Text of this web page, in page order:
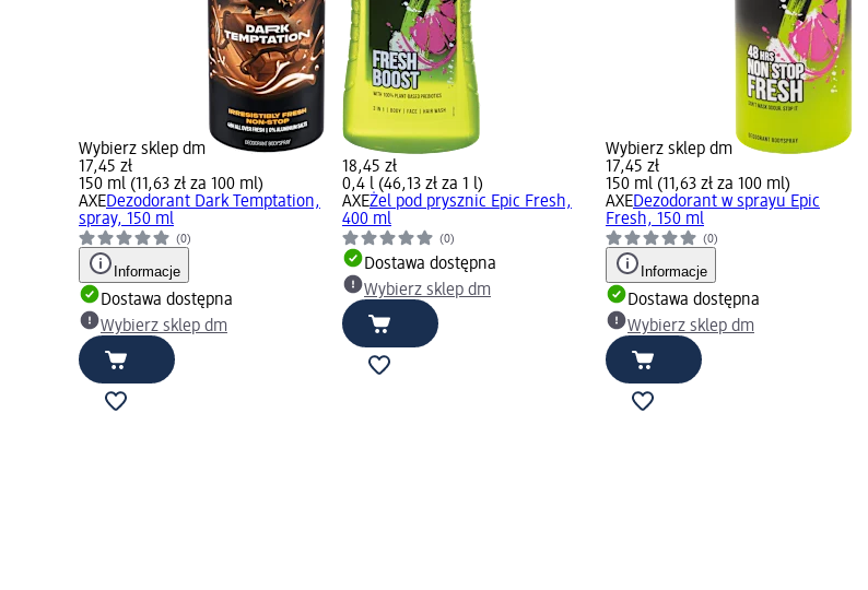
Wybierz sklep dm
17,45 zł
150 ml (11,63 zł za 100 ml)
AXEDezodorant Dark Temptation,
spray, 150 ml
(0)
Informacje
Dostawa dostępna
Wybierz sklep dm
18,45 zł
0,4 l (46,13 zł za 1 l)
AXEŻel pod prysznic Epic Fresh,
400 ml
(0)
Dostawa dostępna
Wybierz sklep dm
Wybierz sklep dm
17,45 zł
150 ml (11,63 zł za 100 ml)
AXEDezodorant w sprayu Epic
Fresh, 150 ml
(0)
Informacje
Dostawa dostępna
Wybierz sklep dm